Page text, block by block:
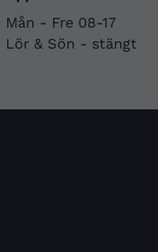
Mån - Fre 08-17
Lör & Sön - stängt